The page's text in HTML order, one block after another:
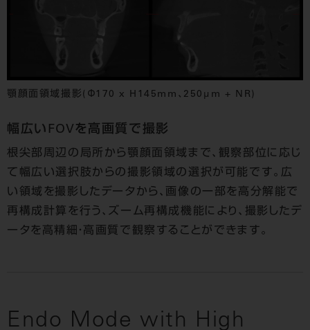
顎顔面領域撮影(Φ170 x H145mm、250μm + NR)
幅広いFOVを高画質で撮影
根尖部周辺の局所から顎顔面領域まで、観察部位に応じ
て幅広い選択肢からの撮影領域の選択が可能です。広
い領域を撮影したデータから、画像の一部を高分解能で
再構成計算を行う、ズーム再構成機能により、撮影したデ
ータを高精細・高画質で観察することができます。
Endo Mode with High